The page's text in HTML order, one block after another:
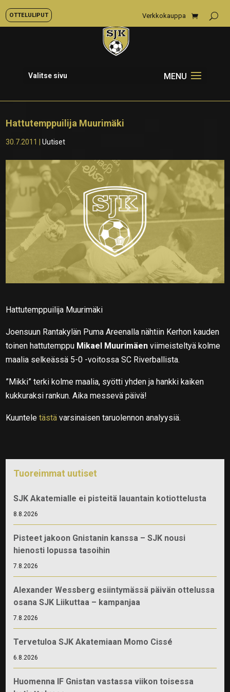
OTTELULIPUT Verkkokauppa
Valitse sivu
Hattutemppuilija Muurimäki
30.7.2011 |Uutiset
Hattutemppuilija Muurimäki
Joensuun Rantakylän Puma Areenalla nähtiin Kerhon kauden
toinen hattutemppu Mikael Muurimäen viimeisteltyä kolme
maalia selkeässä 5-0 -voitossa SC Riverballista.
”Mikki” terki kolme maalia, syötti yhden ja hankki kaiken
kukkuraksi rankun. Aika messevä päivä!
Kuunteletästä varsinaisen taruolennon analyysiä.
Tuoreimmat uutiset
SJK Akatemialle ei pisteitä lauantain kotiottelusta
8.8.2026
Pisteet jakoon Gnistanin kanssa – SJK nousi
hienosti lopussa tasoihin
7.8.2026
Alexander Wessberg esiintymässä päivän ottelussa
osana SJK Liikuttaa – kampanjaa
7.8.2026
Tervetuloa SJK Akatemiaan Momo Cissé
6.8.2026
Huomenna IF Gnistan vastassa viikon toisessa